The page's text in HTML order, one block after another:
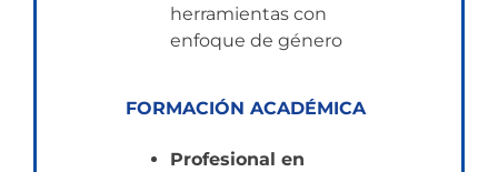
herramientas con
enfoque de género
FORMACIÓN ACADÉMICA
Profesional en